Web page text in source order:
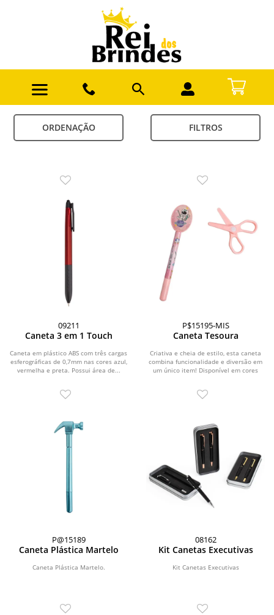
ORDENAÇÃO FILTROS
09211
Caneta 3 em 1 Touch
Caneta em plástico ABS com três cargas
esferográficas de 0,7mm nas cores azul,
vermelha e preta. Possui área de...
P$15195-MIS
Caneta Tesoura
Criativa e cheia de estilo, esta caneta
combina funcionalidade e diversão em
um único item! Disponível em cores
P@15189
Caneta Plástica Martelo
Caneta Plástica Martelo.
08162
Kit Canetas Executivas
Kit Canetas Executivas